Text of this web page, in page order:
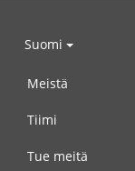
Suomi
Meistä
Tiimi
Tue meitä